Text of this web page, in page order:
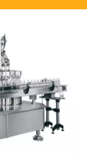
SA
TOFU
MAY
SA
NG